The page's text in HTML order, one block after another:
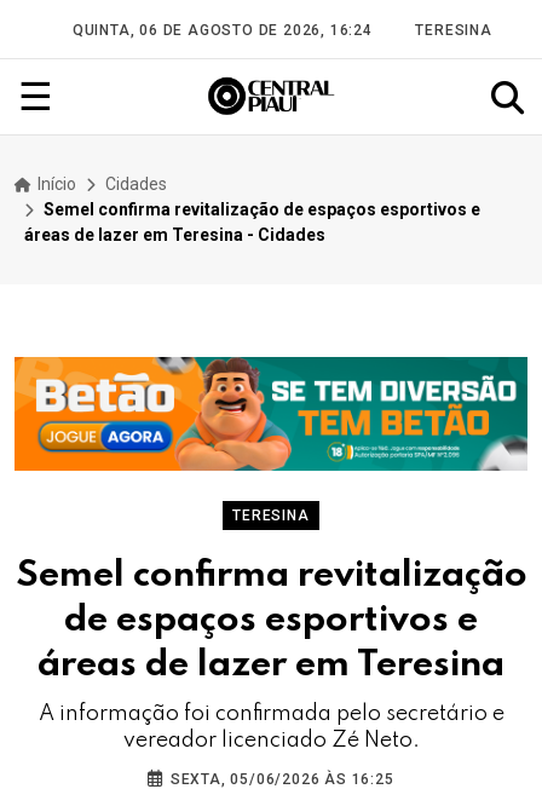
QUINTA, 06 DE AGOSTO DE 2026, 16:24 TERESINA
☰
Início
Cidades
Semel confirma revitalização de espaços esportivos e
áreas de lazer em Teresina - Cidades
TERESINA
Semel confirma revitalização
de espaços esportivos e
áreas de lazer em Teresina
A informação foi confirmada pelo secretário e
vereador licenciado Zé Neto.
SEXTA, 05/06/2026 ÀS 16:25